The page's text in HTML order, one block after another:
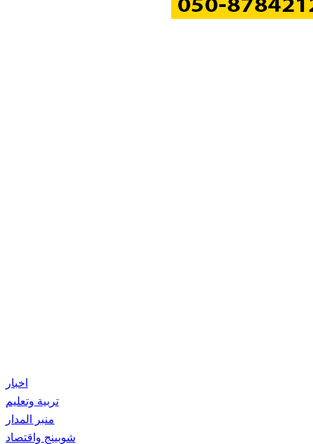
اخبار
تربية وتعليم
منبر المدار
شوبينج واقتصاد